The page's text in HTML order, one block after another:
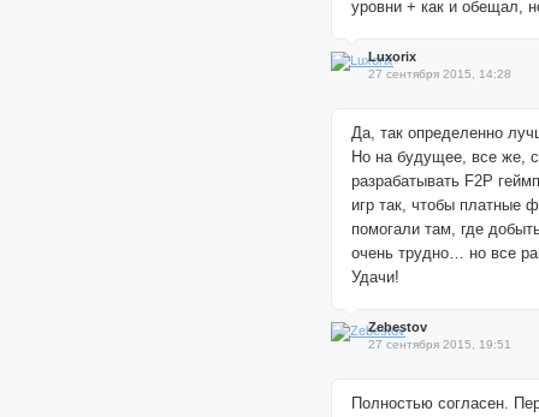
уровни + как и обещал,
Luxorix
27 сентября 2015, 14:28
Да, так определенно
Но на будущее, все же,
разрабатывать F2P
игр так, чтобы платные
помогали там, где
очень трудно… но все
Удачи!
Zebestov
27 сентября 2015, 19:51
Полностью согласен.